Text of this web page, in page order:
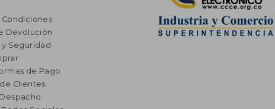
Condiciones
Devolución
Seguridad
de Pago
Clientes